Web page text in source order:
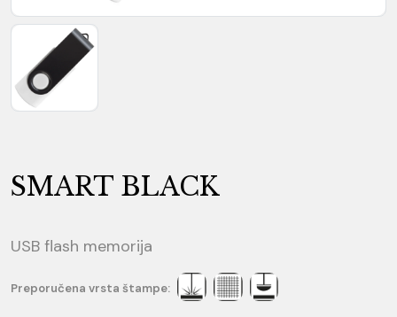
SMART BLACK
USB flash memorija
Preporučena vrsta štampe: